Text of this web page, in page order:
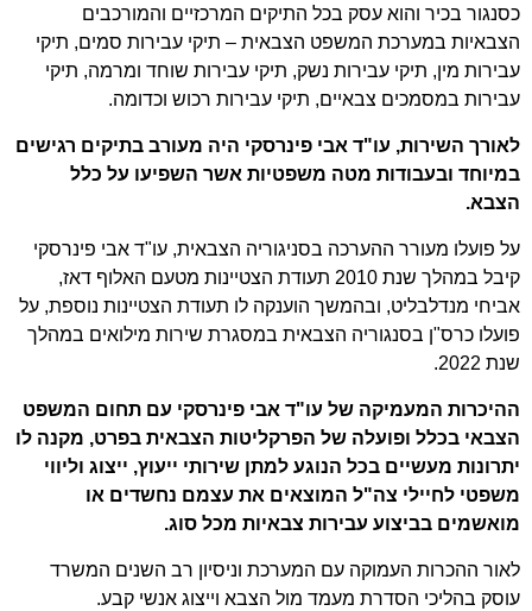
כסנגור בכיר והוא עסק בכל התיקים המרכזיים והמורכבים
הצבאיות במערכת המשפט הצבאית – תיקי עבירות סמים, תיקי
עבירות מין, תיקי עבירות נשק, תיקי עבירות שוחד ומרמה, תיקי
עבירות במסמכים צבאיים, תיקי עבירות רכוש וכדומה.
לאורך השירות, עו"ד אבי פינרסקי היה מעורב בתיקים רגישים
במיוחד ובעבודות מטה משפטיות אשר השפיעו על כלל
הצבא.
על פועלו מעורר ההערכה בסניגוריה הצבאית, עו"ד אבי פינרסקי
קיבל במהלך שנת 2010 תעודת הצטיינות מטעם האלוף דאז,
אביחי מנדלבליט, ובהמשך הוענקה לו תעודת הצטיינות נוספת, על
פועלו כרס"ן בסנגוריה הצבאית במסגרת שירות מילואים במהלך
שנת 2022.
ההיכרות המעמיקה של עו"ד אבי פינרסקי עם תחום המשפט
הצבאי בכלל ופועלה של הפרקליטות הצבאית בפרט, מקנה לו
יתרונות מעשיים בכל הנוגע למתן שירותי ייעוץ, ייצוג וליווי
משפטי לחיילי צה"ל המוצאים את עצמם נחשדים או
מואשמים בביצוע עבירות צבאיות מכל סוג.
לאור ההכרות העמוקה עם המערכת וניסיון רב השנים המשרד
עוסק בהליכי הסדרת מעמד מול הצבא וייצוג אנשי קבע.